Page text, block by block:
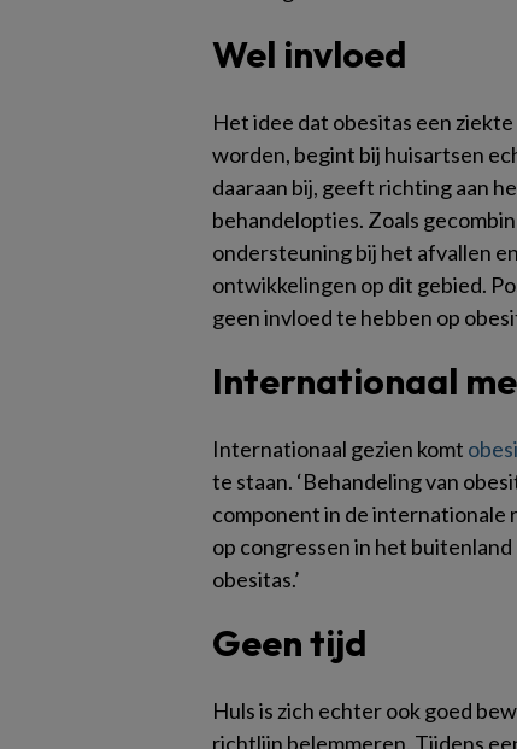
Wel invloed
Het idee dat obesitas een
worden, begint bij huisartsen
daaraan bij, geeft richting aan
behandelopties. Zoals
ondersteuning bij het afvallen
ontwikkelingen op dit gebied.
geen invloed te hebben op
Internationaal
Internationaal gezien komt
te staan. ‘Behandeling van
component in de internationale
op congressen in het
obesitas.’
Geen tijd
Huls is zich echter ook goed
richtlijn belemmeren. Tijdens